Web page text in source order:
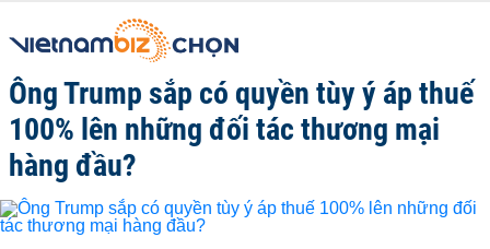
Ông Trump sắp có quyền tùy ý áp thuế
100% lên những đối tác thương mại
hàng đầu?